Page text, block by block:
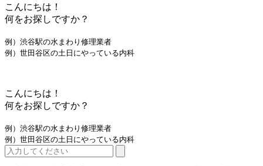
こんにちは！
何をお探しですか？
例）渋谷駅の水まわり修理業者
例）世田谷区の土日にやっている内科
こんにちは！
何をお探しですか？
例）渋谷駅の水まわり修理業者
例）世田谷区の土日にやっている内科